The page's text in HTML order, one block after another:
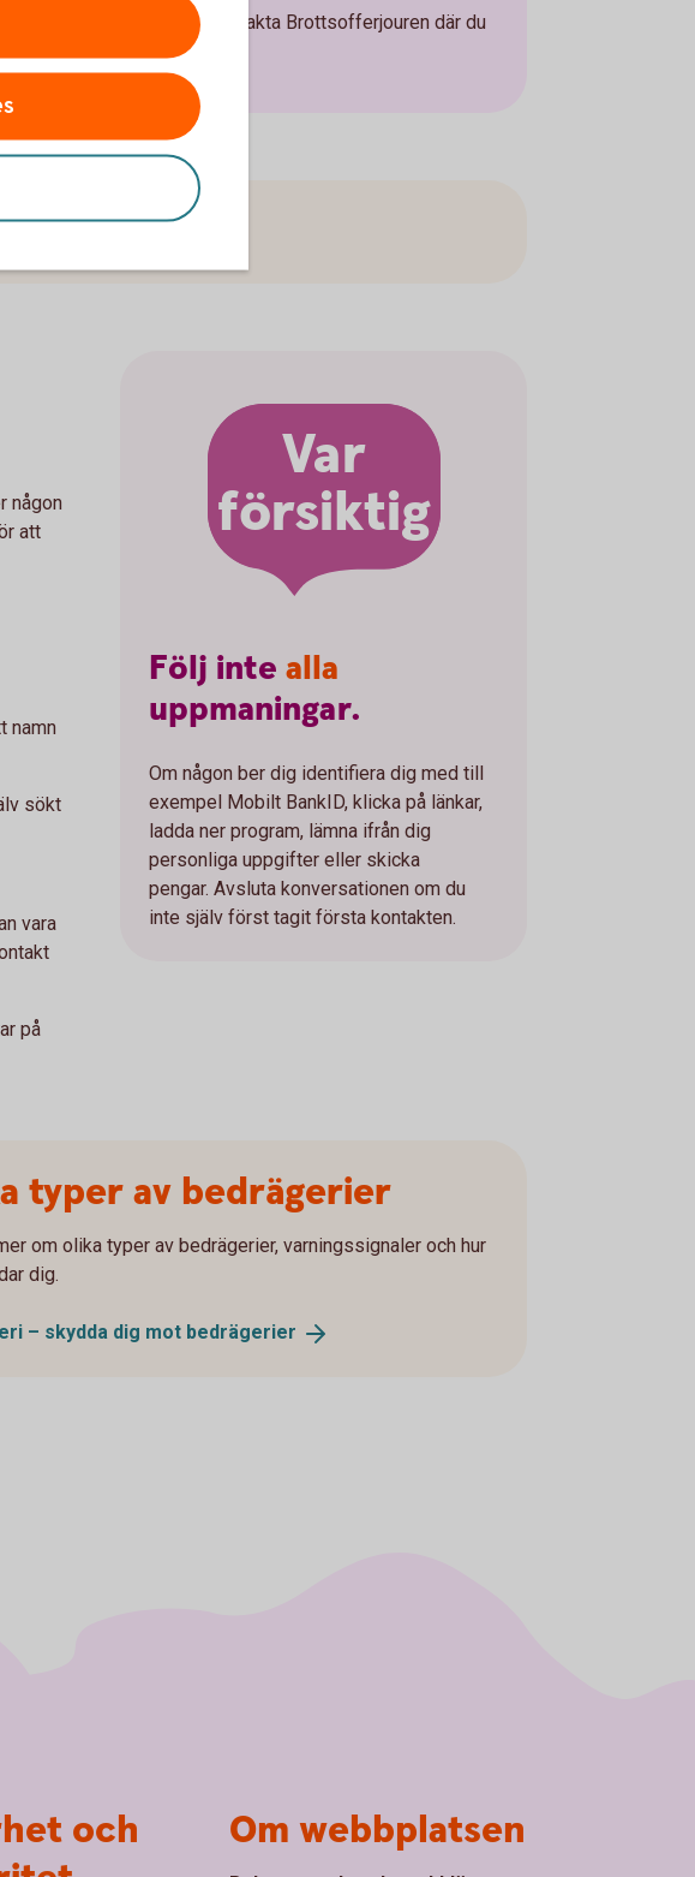
av din omgivning, eller kontakta Brottsofferjouren där du
bedragarna.
någon
att
namn
sökt
vara
på
Var
försiktig
Följ inte alla
uppmaningar.
Om någon ber dig identifiera dig med till
exempel Mobilt BankID, klicka på länkar,
ladda ner program, lämna ifrån dig
personliga uppgifter eller skicka
pengar. Avsluta konversationen om du
inte själv först tagit första kontakten.
typer av bedrägerier
om olika typer av bedrägerier, varningssignaler och hur
dig.
– skydda dig mot bedrägerier
och
Om webbplatsen